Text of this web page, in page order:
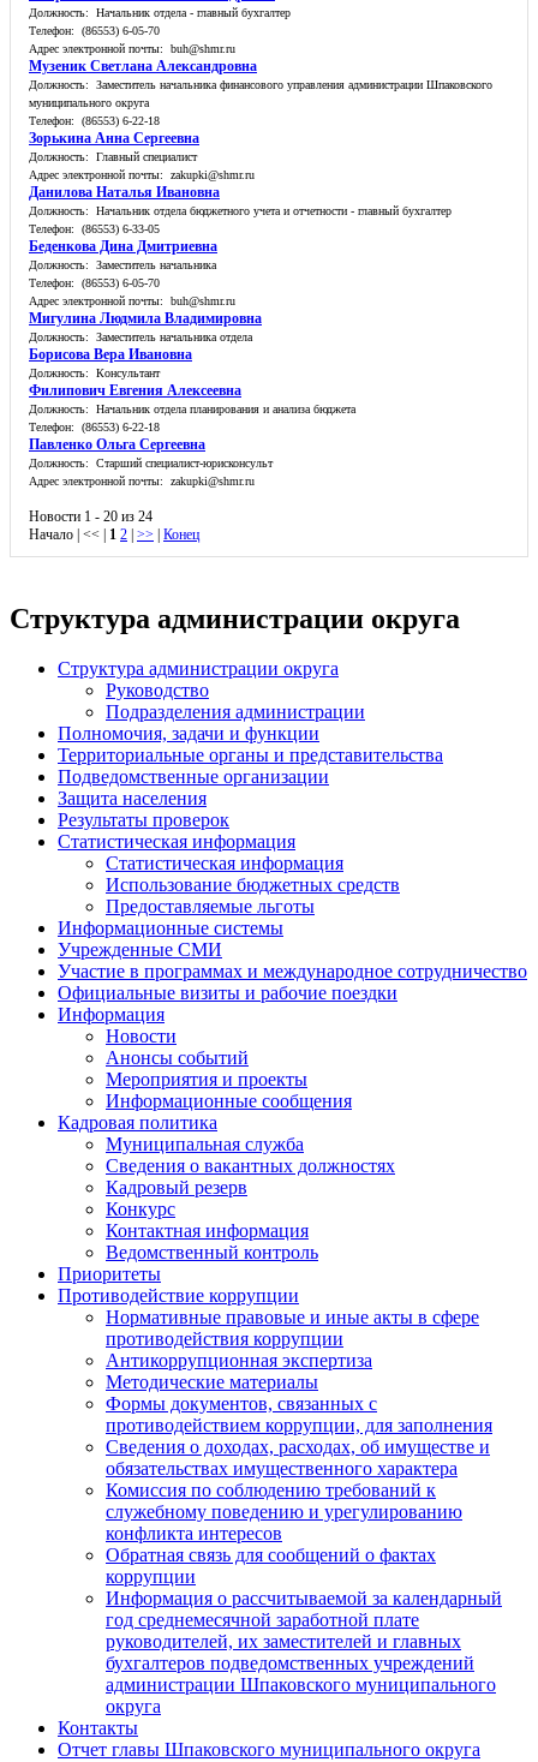
Должность: Начальник отдела - главный бухгалтер
Телефон: (86553) 6-05-70
Адрес электронной почты: buh@shmr.ru
Музеник Светлана Александровна
Должность: Заместитель начальника финансового управления администрации Шпаковского
муниципального округа
Телефон: (86553) 6-22-18
Зорькина Анна Сергеевна
Должность: Главный специалист
Адрес электронной почты: zakupki@shmr.ru
Данилова Наталья Ивановна
Должность: Начальник отдела бюджетного учета и отчетности - главный бухгалтер
Телефон: (86553) 6-33-05
Беденкова Дина Дмитриевна
Должность: Заместитель начальника
Телефон: (86553) 6-05-70
Адрес электронной почты: buh@shmr.ru
Мигулина Людмила Владимировна
Должность: Заместитель начальника отдела
Борисова Вера Ивановна
Должность: Консультант
Филипович Евгения Алексеевна
Должность: Начальник отдела планирования и анализа бюджета
Телефон: (86553) 6-22-18
Павленко Ольга Сергеевна
Должность: Старший специалист-юрисконсульт
Адрес электронной почты: zakupki@shmr.ru
Новости 1 - 20 из 24
Начало | << | 1 2 | >> | Конец
Структура администрации округа
Структура администрации округа
Руководство
Подразделения администрации
Полномочия, задачи и функции
Территориальные органы и представительства
Подведомственные организации
Защита населения
Результаты проверок
Статистическая информация
Статистическая информация
Использование бюджетных средств
Предоставляемые льготы
Информационные системы
Учрежденные СМИ
Участие в программах и международное сотрудничество
Официальные визиты и рабочие поездки
Информация
Новости
Анонсы событий
Мероприятия и проекты
Информационные сообщения
Кадровая политика
Муниципальная служба
Сведения о вакантных должностях
Кадровый резерв
Конкурс
Контактная информация
Ведомственный контроль
Приоритеты
Противодействие коррупции
Нормативные правовые и иные акты в сфере
противодействия коррупции
Антикоррупционная экспертиза
Методические материалы
Формы документов, связанных с
противодействием коррупции, для заполнения
Сведения о доходах, расходах, об имуществе и
обязательствах имущественного характера
Комиссия по соблюдению требований к
служебному поведению и урегулированию
конфликта интересов
Обратная связь для сообщений о фактах
коррупции
Информация о рассчитываемой за календарный
год среднемесячной заработной плате
руководителей, их заместителей и главных
бухгалтеров подведомственных учреждений
администрации Шпаковского муниципального
округа
Контакты
Отчет главы Шпаковского муниципального округа